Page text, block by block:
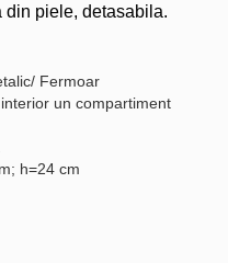
din piele, detasabila.
Fermoar
un compartiment
h=24 cm